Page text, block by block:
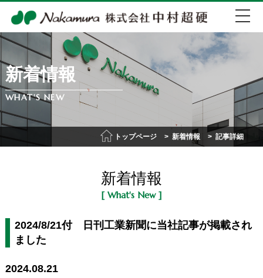
072-274-0007
会社紹介
新着情報
WHAT'S NEW
トップページ 新着情報 記事詳細
新着情報
[ What's New ]
2024/8/21付 日刊工業新聞に当社記事が掲載され
ました
2024.08.21